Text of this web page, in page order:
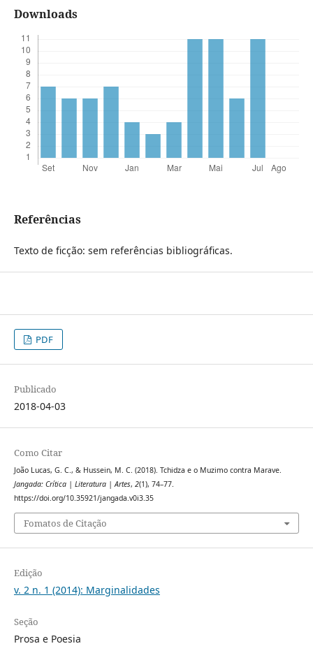
Downloads
Referências
Texto de ficção: sem referências bibliográficas.
PDF
Publicado
2018-04-03
Como Citar
João Lucas, G. C., & Hussein, M. C. (2018). Tchidza e o Muzimo contra Marave.
Jangada: Crítica | Literatura | Artes, 2(1), 74–77.
https://doi.org/10.35921/jangada.v0i3.35
Fomatos de Citação
Edição
v. 2 n. 1 (2014): Marginalidades
Seção
Prosa e Poesia